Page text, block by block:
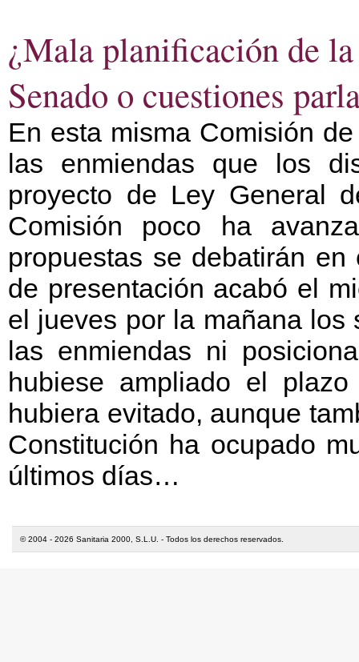
¿Mala planificación de
Senado o cuestiones
En esta misma Comisión
las enmiendas que los
proyecto de Ley General
Comisión poco ha
propuestas se debatirán
de presentación acabó el
el jueves por la mañana
las enmiendas ni
hubiese ampliado el
hubiera evitado, aunque
Constitución ha ocupado
últimos días…
© 2004 - 2026 Sanitaria 2000, S.L.U. - Todos los derechos reservados.